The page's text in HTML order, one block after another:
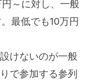
～に対し、一般
最低でも10万円
けないのが一般
で参加する参列